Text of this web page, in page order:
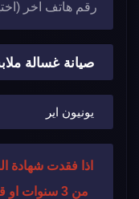
اذا فقدت شهادة
من 3 سنوات